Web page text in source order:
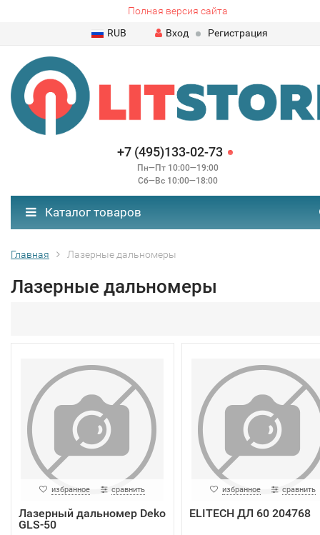
Полная версия сайта
RUB
Вход Регистрация
+7 (495)133-02-73
Пн—Пт 10:00—19:00
Сб—Вс 10:00—18:00
Каталог товаров
Главная Лазерные дальномеры
Лазерные дальномеры
избранное сравнить
Лазерный дальномер Deko
GLS-50
избранное сравнить
ELITECH ДЛ 60 204768